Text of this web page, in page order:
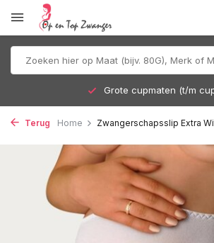
Grote cupmaten (t/m
Terug Home Zwangerschapsslip Extra